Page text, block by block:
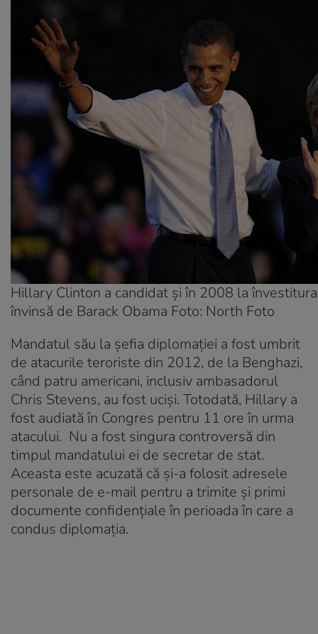
Hillary Clinton a candidat și în 2008 la
învinsă de Barack Obama Foto: North Foto
Mandatul său la şefia diplomaţiei a fost umbrit
de atacurile teroriste din 2012, de la Benghazi,
când patru americani, inclusiv ambasadorul
Chris Stevens, au fost ucişi. Totodată, Hillary a
fost audiată în Congres pentru 11 ore în urma
atacului. Nu a fost singura controversă din
timpul mandatului ei de secretar de stat.
Aceasta este acuzată că și-a folosit adresele
personale de e-mail pentru a trimite şi primi
documente confidenţiale în perioada în care a
condus diplomația.